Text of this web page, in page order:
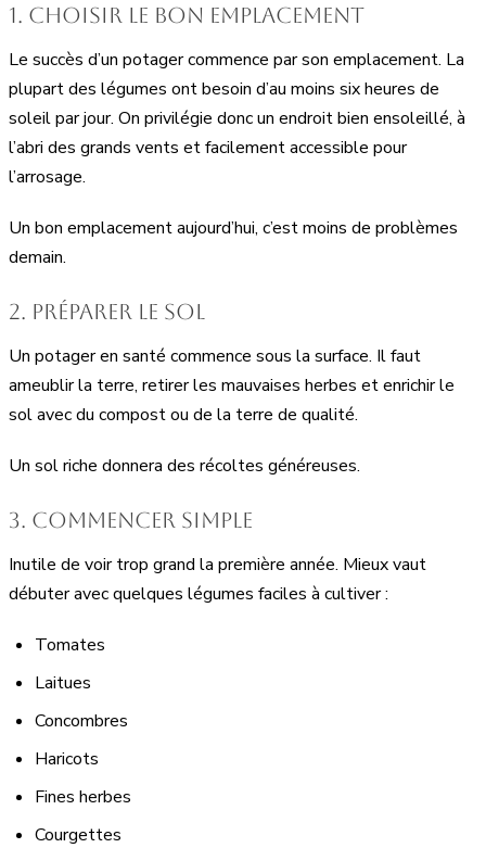
1. Choisir le bon emplacement
Le succès d’un potager commence par son emplacement. La
plupart des légumes ont besoin d’au moins six heures de
soleil par jour. On privilégie donc un endroit bien ensoleillé, à
l’abri des grands vents et facilement accessible pour
l’arrosage.
Un bon emplacement aujourd’hui, c’est moins de problèmes
demain.
2. Préparer le sol
Un potager en santé commence sous la surface. Il faut
ameublir la terre, retirer les mauvaises herbes et enrichir le
sol avec du compost ou de la terre de qualité.
Un sol riche donnera des récoltes généreuses.
3. Commencer simple
Inutile de voir trop grand la première année. Mieux vaut
débuter avec quelques légumes faciles à cultiver :
Tomates
Laitues
Concombres
Haricots
Fines herbes
Courgettes